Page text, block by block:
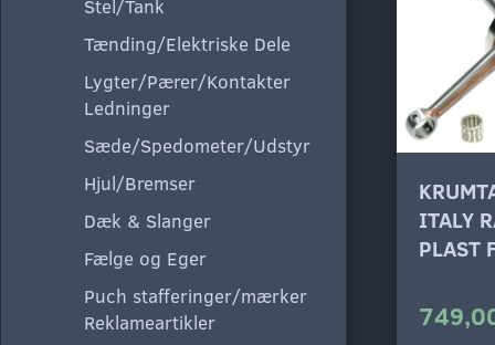
Stel/Tank
Tænding/Elektriske Dele
Lygter/Pærer/Kontakter
Ledninger
Sæde/Spedometer/Udstyr
Hjul/Bremser
Dæk & Slanger
Fælge og Eger
Puch stafferinger/mærker
Reklameartikler
ITALY
PLAST